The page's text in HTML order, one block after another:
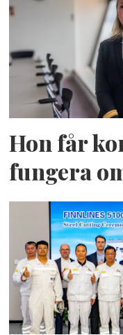
Hon får
fungera